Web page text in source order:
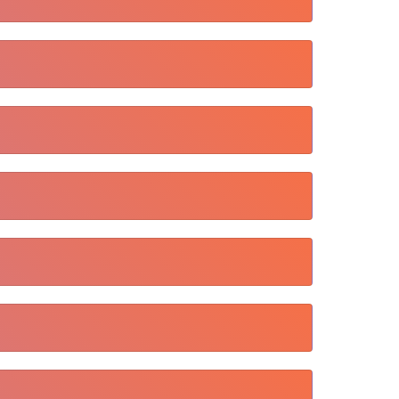
Pasul următor, completați numele de
orice de pe Instagram în siguranță, în
de pe Insta pe computer.
informații: Descărcați din Insta pe